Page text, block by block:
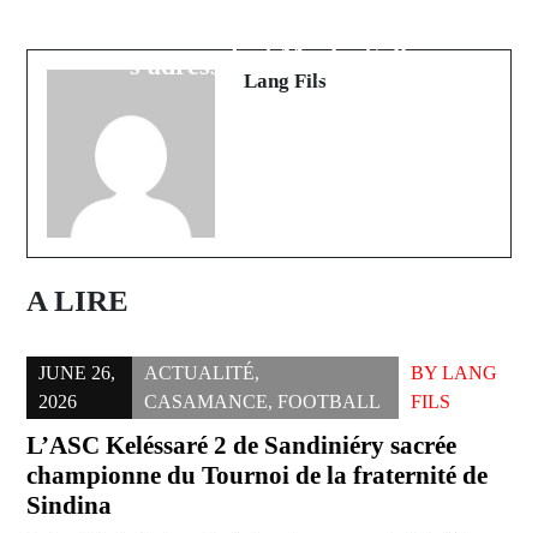
au président Macky Sall
s'adresse à la population
Lang Fils
A LIRE
JUNE 26,
2026
ACTUALITÉ,
CASAMANCE, FOOTBALL
BY LANG
FILS
L’ASC Keléssaré 2 de Sandiniéry sacrée
championne du Tournoi de la fraternité de
Sindina